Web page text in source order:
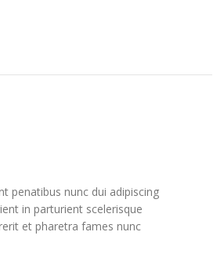
penatibus nunc dui adipiscing
in parturient scelerisque
et pharetra fames nunc